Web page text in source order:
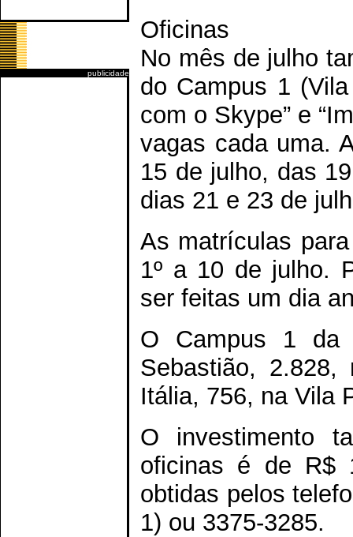
publicidade
Oficinas
No mês de julho
do Campus 1
com o Skype” e
vagas cada uma.
15 de julho, das
dias 21 e 23 de
As matrículas
1º a 10 de julho.
ser feitas um dia
O Campus 1 da
Sebastião,
Itália, 756, na Vila
O investimento
oficinas é de R$
obtidas pelos
1) ou 3375-3285.